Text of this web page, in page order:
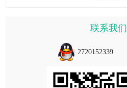
联系我们
2720152339